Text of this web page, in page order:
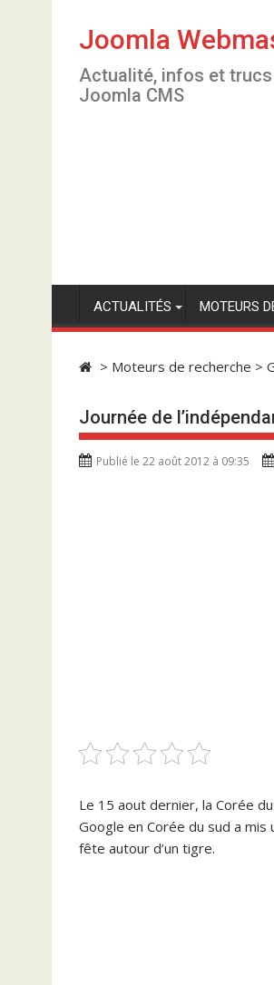
Joomla
Actualité, infos et
Joomla CMS
ACTUALITÉS MOTEURS
> Moteurs de recherche >
Journée de
Publié le 22 août 2012 à 09:35
Le 15 aout dernier, la Corée
Google en Corée du sud a mis
fête autour d’un tigre.